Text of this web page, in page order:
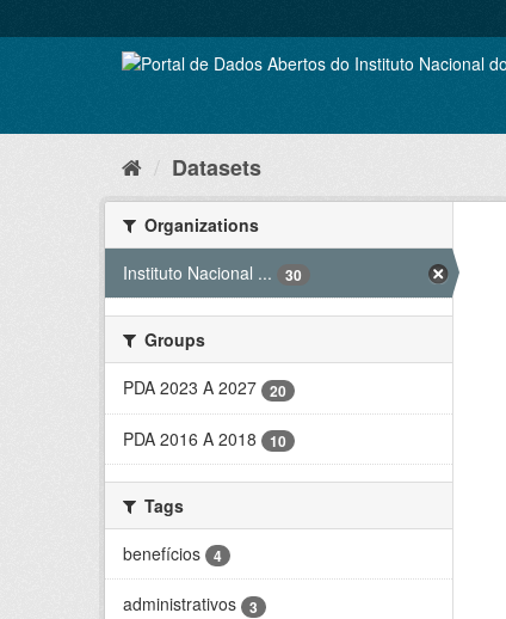
to
Datasets
Organizations
Instituto Nacional ...
30
Groups
PDA 2023 A 2027
20
PDA 2016 A 2018 10
Tags
benefícios
4
administrativos 3